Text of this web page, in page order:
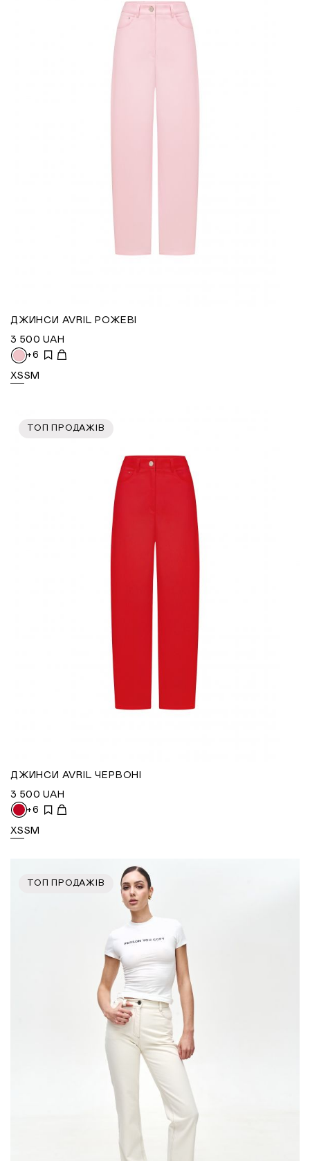
ДЖИНСИ AVRIL РОЖЕВІ
3 500 UAH
+6
XSS M
ТОП ПРОДАЖІВ
ДЖИНСИ AVRIL ЧЕРВОНІ
3 500 UAH
+6
XSS M
ТОП ПРОДАЖІВ